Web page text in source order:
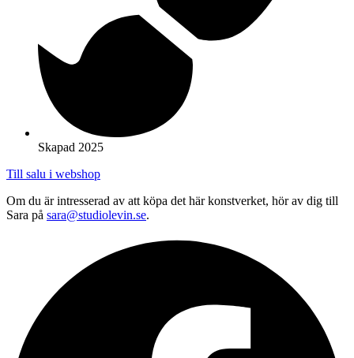
Skapad 2025
Till salu i webshop
Om du är intresserad av att köpa det här konstverket, hör av dig till
Sara på sara@studiolevin.se.